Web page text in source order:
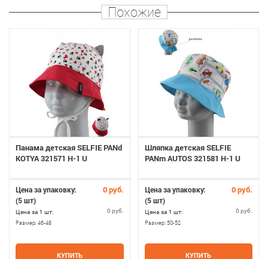
Похожие
Панама детская SELFIE PANd
KOTYA 321571 H-1 U
Цена за упаковку: 0 руб.
(5 шт)
Цена за 1 шт: 0 руб.
Размер:46-48
КУПИТЬ
Шляпка детская SELFIE
PANm AUTOS 321581 H-1 U
Цена за упаковку: 0 руб.
(5 шт)
Цена за 1 шт: 0 руб.
Размер: 50-52
КУПИТЬ